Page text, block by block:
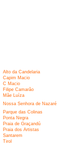
Alto da Candelaria
Capim Macio
C Macio
Filipe Camarão
Mãe Luíza
Nossa Senhora de Nazaré
Parque das Colinas
Ponta Negra
Praia de Graçandú
Praia dos Artistas
Santarem
Tirol